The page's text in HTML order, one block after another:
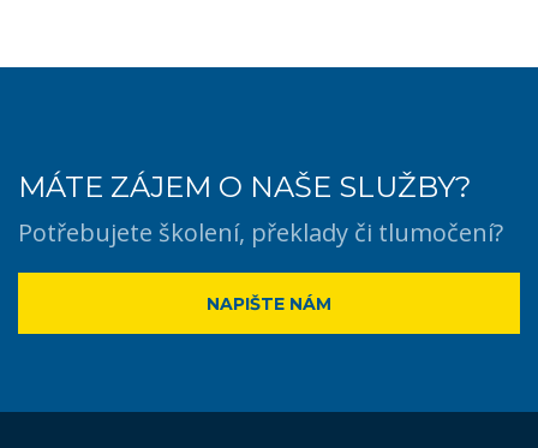
MÁTE ZÁJEM O NAŠE SLUŽBY?
Potřebujete školení, překlady či tlumočení?
NAPIŠTE NÁM